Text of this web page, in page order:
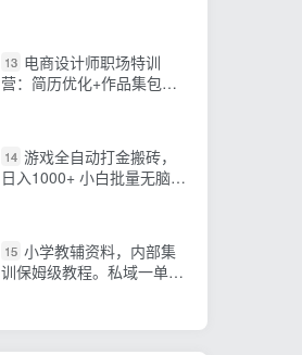
13 电商设计师职场特训
营：简历优化+作品集包装
14 游戏全自动打金搬砖，
日入1000+ 小白批量无脑操
15 小学教辅资料，内部集
训保姆级教程。私域一单收